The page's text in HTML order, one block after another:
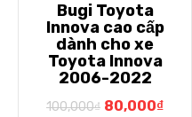
Bugi Toyota
Innova cao cấp
dành cho xe
Toyota Innova
2006-2022
100,000₫ 80,000₫